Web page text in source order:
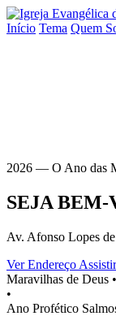
Início Tema Quem
2026 — O Ano das
SEJA BEM-
Av. Afonso Lopes
Ver Endereço
Maravilhas de Deus •
•
Ano Profético